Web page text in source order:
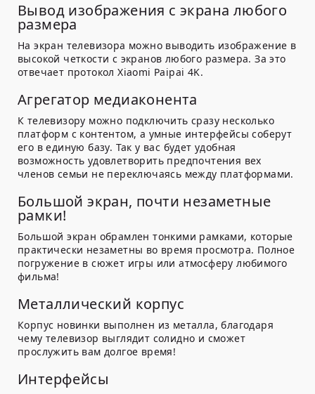
Вывод изображения с экрана любого
размера
На экран телевизора можно выводить изображение в
высокой четкости с экранов любого размера. За это
отвечает протокол Xiaomi Paipai 4K.
Агрегатор медиаконента
К телевизору можно подключить сразу несколько
платформ с контентом, а умные интерфейсы соберут
его в единую базу. Так у вас будет удобная
возможность удовлетворить предпочтения вех
членов семьи не переключаясь между платформами.
Большой экран, почти незаметные
рамки!
Большой экран обрамлен тонкими рамками, которые
практически незаметны во время просмотра. Полное
погружение в сюжет игры или атмосферу любимого
фильма!
Металлический корпус
Корпус новинки выполнен из металла, благодаря
чему телевизор выглядит солидно и сможет
прослужить вам долгое время!
Интерфейсы